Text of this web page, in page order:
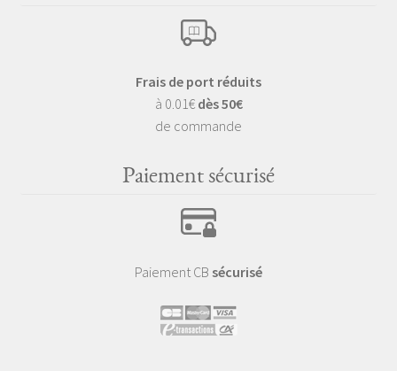
Frais de port réduits
à 0.01€ dès 50€
de commande
Paiement sécurisé
Paiement CB sécurisé